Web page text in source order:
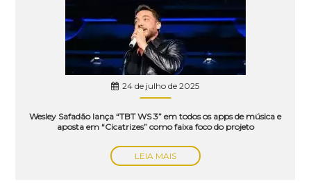
24 de julho de 2025
Wesley Safadão lança “TBT WS 3” em todos os apps de música e
aposta em “Cicatrizes” como faixa foco do projeto
LEIA MAIS